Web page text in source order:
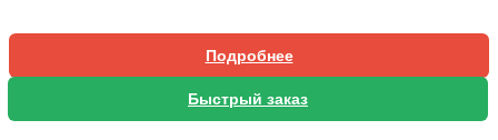
Подробнее
Быстрый заказ